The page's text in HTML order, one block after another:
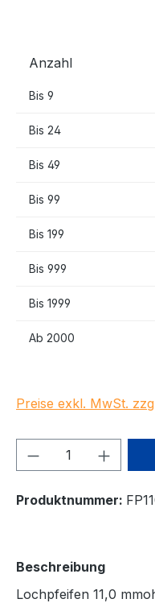
Anzahl
Bis 9
Bis 24
Bis 49
Bis 99
Bis 199
Bis 999
Bis 1999
Ab 2000
Preise exkl. MwSt.
Produkt
Produktnummer:
Beschreibung
Lochpfeifen 11,0